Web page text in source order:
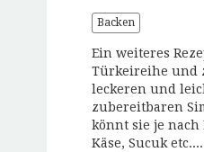
Backen
Ein weiteres
Türkeireihe und
leckeren und
zubereitbaren
könnt sie je nach
Käse, Sucuk etc....